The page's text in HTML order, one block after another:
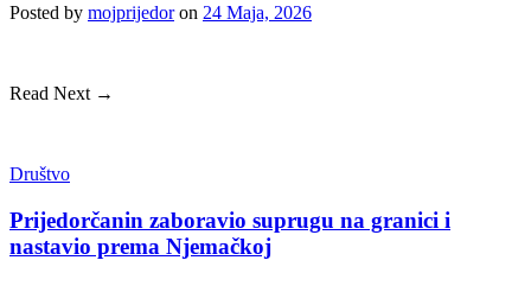
Posted by mojprijedor on 24 Maja, 2026
Read Next →
Društvo
Prijedorčanin zaboravio suprugu na granici i
nastavio prema Njemačkoj